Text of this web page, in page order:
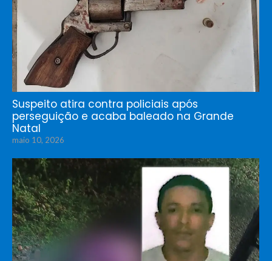
Suspeito atira contra policiais após
perseguição e acaba baleado na Grande
Natal
maio 10, 2026